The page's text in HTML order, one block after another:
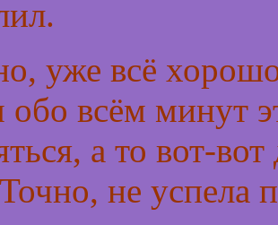
уже всё
обо всём минут
а то вот-
не успела